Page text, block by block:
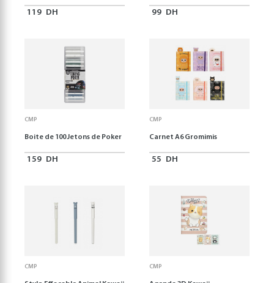
119 DH 99 DH
CMP
Boite de 100 Jetons de Poker
159 DH
CMP
Carnet A6 Gromimis
55 DH
CMP CMP